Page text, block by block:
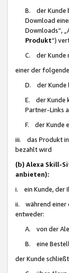
B. der Kunde
Download
Downloads“,
Produkt“)
C. der Kunde
einer der
D. der Kunde
E. der Kunde
Partner-Links
F. der Kunde
iii. das Produkt
bezahlt wird
(b) Alexa Skill-
anbieten):
i. ein Kunde, der
ii. während einer
entweder:
A. von der
B. eine
der Kunde